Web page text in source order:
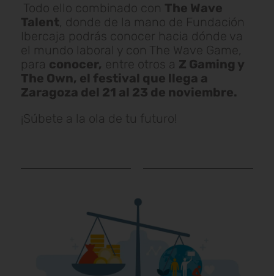
Todo ello combinado con The Wave
Talent, donde de la mano de Fundación
Ibercaja podrás conocer hacia dónde va
el mundo laboral y con The Wave Game,
para conocer, entre otros a Z Gaming y
The Own, el festival que llega a
Zaragoza del 21 al 23 de noviembre.
¡Súbete a la ola de tu futuro!